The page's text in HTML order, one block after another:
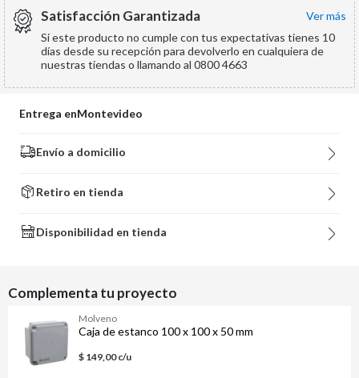
Satisfacción Garantizada
ver más
Si este producto no cumple con tus expectativas tienes 10
días desde su recepción para devolverlo en cualquiera de
nuestras tiendas o llamando al 0800 4663
Entrega enMontevideo
Envío a domicilio
Retiro en tienda
Disponibilidad en tienda
Complementa tu proyecto
Molveno
Caja de estanco 100 x 100 x 50 mm
$ 149,00 c/u